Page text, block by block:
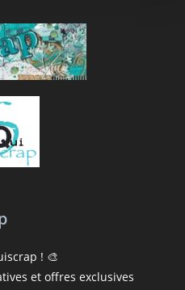
! 🎨
et offres exclusives